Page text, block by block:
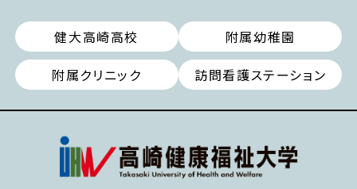
健大高崎高校
附属幼稚園
附属クリニック
訪問看護ステーション